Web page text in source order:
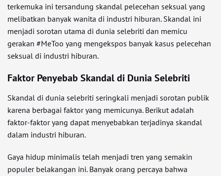
terkemuka ini tersandung skandal pelecehan seksual yang
melibatkan banyak wanita di industri hiburan. Skandal ini
menjadi sorotan utama di dunia selebriti dan memicu
gerakan #MeToo yang mengekspos banyak kasus pelecehan
seksual di industri hiburan.
Faktor Penyebab Skandal di Dunia Selebriti
Skandal di dunia selebriti seringkali menjadi sorotan publik
karena berbagai faktor yang memicunya. Berikut adalah
faktor-faktor yang dapat menyebabkan terjadinya skandal
dalam industri hiburan.
Gaya hidup minimalis telah menjadi tren yang semakin
populer belakangan ini. Banyak orang percaya bahwa